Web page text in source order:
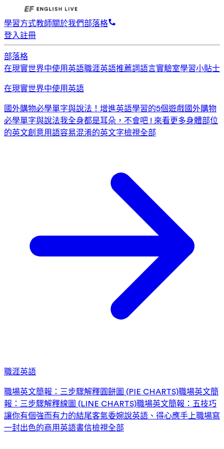
學習方式教師關於我們部落格
登入註冊
部落格
在現實世界中使用英語職涯英語推薦詞語言實驗室學習小貼士
在現實世界中使用英語
國外購物必學單字與說法！ 增進英語學習的5個遊戲國外購物
必學單字與說法我全身都是耳朵，不會吧 ! 來看更多身體部位
的英文創意用語容易混淆的英文字檢視全部
職涯英語
職場英文簡報：三步驟解釋圓餅圖 (PIE CHARTS)職場英文簡
報：三步驟解釋線圖 (LINE CHARTS)職場英文簡報：五技巧
讓你有個強而有力的結尾客氣委婉說英語、得心應手上職場寫
一封出色的商用英語書信檢視全部